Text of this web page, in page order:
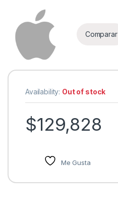
Comparar
Availability: Out of stock
$129,828
Me Gusta